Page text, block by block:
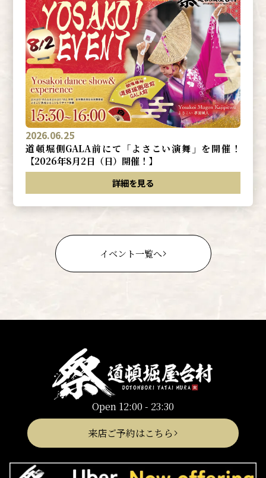
2026.06.25
道頓堀側GALA前にて「よさこい演舞」を開催！
【2026年8月2日（日）開催！】
詳細を見る
イベント一覧へ
Open 12:00 - 23:30
来店ご予約はこちら